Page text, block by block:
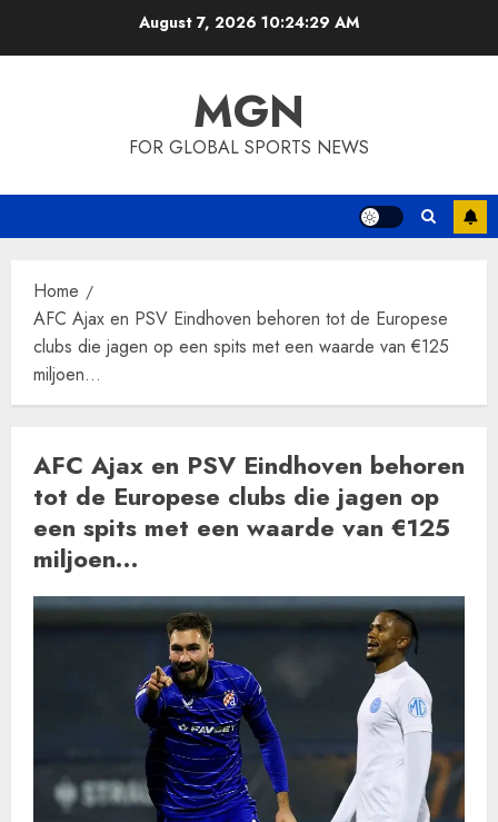
August 7, 2026 10:24:29 AM
MGN
FOR GLOBAL SPORTS NEWS
Home
AFC Ajax en PSV Eindhoven behoren tot de Europese
clubs die jagen op een spits met een waarde van €125
miljoen…
AFC Ajax en PSV Eindhoven behoren
tot de Europese clubs die jagen op
een spits met een waarde van €125
miljoen…